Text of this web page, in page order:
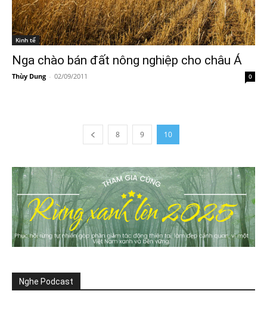
Kinh tế
Nga chào bán đất nông nghiệp cho châu Á
Thùy Dung - 02/09/2011 0
8 9 10
Nghe Podcast